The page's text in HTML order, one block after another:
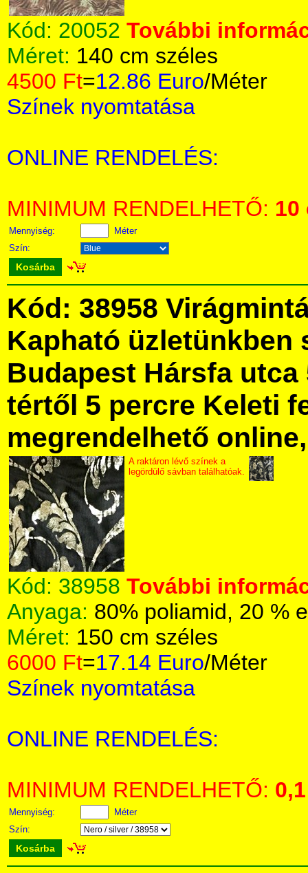
Kód: 20052 További
Méret: 140 cm széles
4500 Ft=12.86 Euro/Méter
Színek nyomtatása
ONLINE RENDELÉS:
MINIMUM RENDELHETŐ: 10
Mennyiség:
Méter
Szín:
Kosárba
Kód: 38958
Kapható üzletünkben
Budapest Hársfa utca
tértől 5 percre Keleti
megrendelhető
A raktáron lévő színek a
legördülő sávban találhatóak.
Kód: 38958 További
Anyaga: 80% poliamid, 20 %
Méret: 150 cm széles
6000 Ft=17.14 Euro/Méter
Színek nyomtatása
ONLINE RENDELÉS:
MINIMUM RENDELHETŐ: 0,1
Mennyiség:
Méter
Szín:
Kosárba